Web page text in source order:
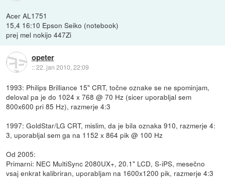
Acer AL1751
15,4 16:10 Epson Seiko (notebook)
prej mel nokijo 447Zi
opeter
::22. jan 2010, 22:09
1993: Philips Brilliance 15" CRT, točne oznake se ne spominjam,
deloval pa je do 1024 x 768 @ 70 Hz (sicer uporabljal sem
800x600 pri 85 Hz), razmerje 4:3
1997: GoldStar/LG CRT, mislim, da je bila oznaka 910, razmerje 4:
3, uporabljal sem ga na 1152 x 864 pik @ 100 Hz
Od 2005:
Primarni: NEC MultiSync 2080UX+, 20.1" LCD, S-iPS, mesečno
vsaj enkrat kalibriran, uporabljam na 1600x1200 pik, razmerje 4:3